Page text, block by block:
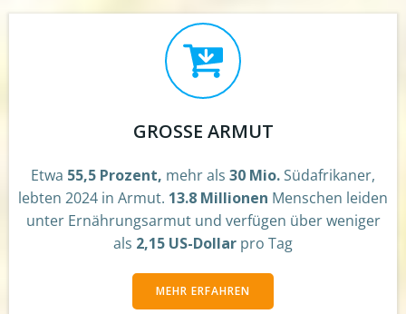
GROSSE ARMUT
Etwa 55,5 Prozent, mehr als 30 Mio.Südafrikaner,
lebten 2024 in Armut. 13.8 Millionen Menschen leiden
unter Ernährungsarmut und verfügen über weniger
als 2,15 US-Dollar pro Tag
MEHR ERFAHREN